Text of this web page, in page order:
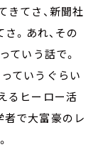
きてさ、新聞社
さ。あれ、その
ていう話で。
ていうぐらい
るヒーロー活
者で大富豪のレ